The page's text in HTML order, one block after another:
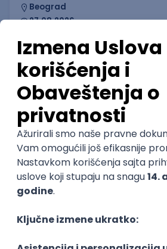
Beograd
27.08.2026.
Oglas dostupan i studentima
PHP
MySQL C# SQL JavaScript
Junior
Senior Software Engineer
Xsolla
Rad od kuće
AWS Docker QA Cloud
Kubernetes
Senior
POSLOVI NA MAIL
POSLODAVAC
GRAD